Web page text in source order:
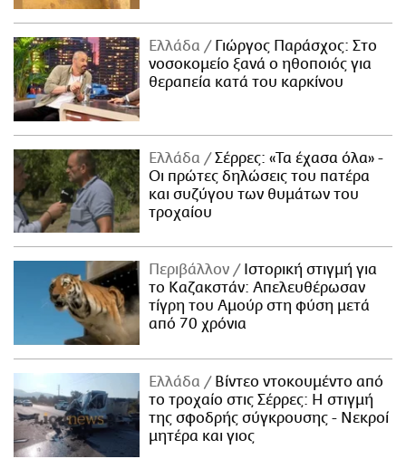
Ελλάδα
Γιώργος Παράσχος: Στο
νοσοκομείο ξανά ο ηθοποιός για
θεραπεία κατά του καρκίνου
Ελλάδα
Σέρρες: «Τα έχασα όλα» -
Οι πρώτες δηλώσεις του πατέρα
και συζύγου των θυμάτων του
τροχαίου
Περιβάλλον
Ιστορική στιγμή για
το Καζακστάν: Απελευθέρωσαν
τίγρη του Αμούρ στη φύση μετά
από 70 χρόνια
Ελλάδα
Βίντεο ντοκουμέντο από
το τροχαίο στις Σέρρες: Η στιγμή
της σφοδρής σύγκρουσης - Νεκροί
μητέρα και γιος